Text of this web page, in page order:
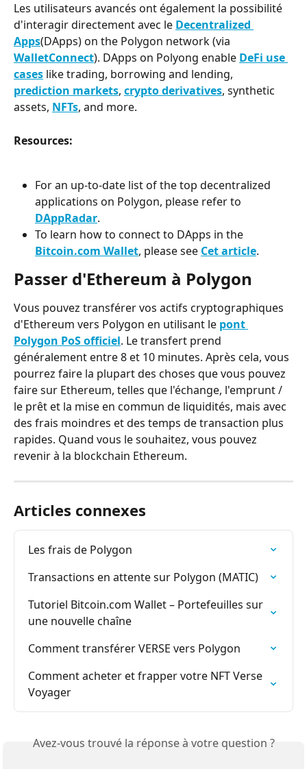
Les utilisateurs avancés ont également la possibilité
d'interagir directement avec le Decentralized
Apps(DApps) on the Polygon network (via
WalletConnect). DApps on Polyong enable DeFi use
cases like trading, borrowing and lending,
prediction markets, crypto derivatives, synthetic
assets, NFTs, and more.
R﻿esources:
For an up-to-date list of the top decentralized
applications on Polygon, please refer to
DAppRadar.
To learn how to connect to DApps in the
Bitcoin.com Wallet, please see Cet article.
Passer d'Ethereum à Polygon
Vous pouvez transférer vos actifs cryptographiques
d'Ethereum vers Polygon en utilisant le pont
Polygon PoS officiel. Le transfert prend
généralement entre 8 et 10 minutes. Après cela, vous
pourrez faire la plupart des choses que vous pouvez
faire sur Ethereum, telles que l'échange, l'emprunt /
le prêt et la mise en commun de liquidités, mais avec
des frais moindres et des temps de transaction plus
rapides. Quand vous le souhaitez, vous pouvez
revenir à la blockchain Ethereum.
Articles connexes
Les frais de Polygon
Transactions en attente sur Polygon (MATIC)
Tutoriel Bitcoin.com Wallet – Portefeuilles sur
une nouvelle chaîne
Comment transférer VERSE vers Polygon
Comment acheter et frapper votre NFT Verse
Voyager
Avez-vous trouvé la réponse à votre question ?